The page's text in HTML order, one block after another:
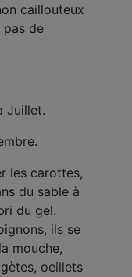
caillouteux
pas de
Juillet.
les carottes,
du sable à
du gel.
ils se
mouche,
oeillets